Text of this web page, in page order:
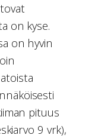
on kyse.
on hyvin
pituus
9 vrk),